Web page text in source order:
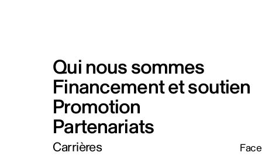
Qui nous sommes
Financement et soutien
Promotion
Partenariats
Carrières